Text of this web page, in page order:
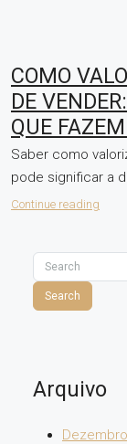
COMO
DE
QUE
Saber como
pode significar a
Continue reading
Search
Arquivo